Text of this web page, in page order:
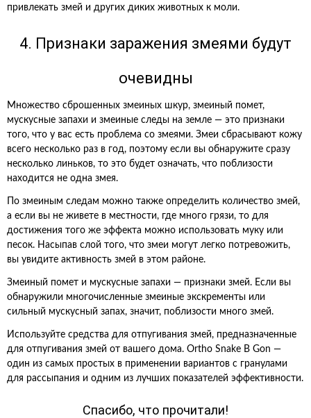
привлекать змей и других диких животных к моли.
4. Признаки заражения змеями будут
очевидны
Множество сброшенных змеиных шкур, змеиный помет,
мускусные запахи и змеиные следы на земле — это признаки
того, что у вас есть проблема со змеями. Змеи сбрасывают кожу
всего несколько раз в год, поэтому если вы обнаружите сразу
несколько линьков, то это будет означать, что поблизости
находится не одна змея.
По змеиным следам можно также определить количество змей,
а если вы не живете в местности, где много грязи, то для
достижения того же эффекта можно использовать муку или
песок. Насыпав слой того, что змеи могут легко потревожить,
вы увидите активность змей в этом районе.
Змеиный помет и мускусные запахи — признаки змей. Если вы
обнаружили многочисленные змеиные экскременты или
сильный мускусный запах, значит, поблизости много змей.
Используйте средства для отпугивания змей, предназначенные
для отпугивания змей от вашего дома. Ortho Snake B Gon —
один из самых простых в применении вариантов с гранулами
для рассыпания и одним из лучших показателей эффективности.
Спасибо, что прочитали!